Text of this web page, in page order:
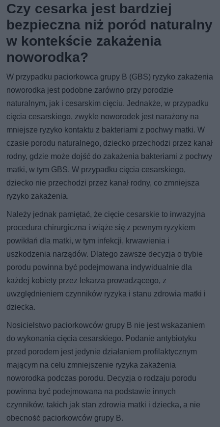
Czy cesarka jest bardziej
bezpieczna niż poród naturalny
w kontekście zakażenia
noworodka?
W przypadku paciorkowca grupy B (GBS) ryzyko zakażenia
noworodka jest podobne zarówno przy porodzie
naturalnym, jak i cesarskim cięciu. Jednakże, w przypadku
cięcia cesarskiego, zwykle noworodek jest narażony na
mniejsze ryzyko kontaktu z bakteriami z pochwy matki. W
czasie porodu naturalnego, dziecko przechodzi przez kanał
rodny, gdzie może dojść do zakażenia bakteriami z pochwy
matki, w tym GBS. W przypadku cięcia cesarskiego,
dziecko nie przechodzi przez kanał rodny, co zmniejsza
ryzyko zakażenia.
Należy jednak pamiętać, że cięcie cesarskie to inwazyjna
procedura chirurgiczna i wiąże się z pewnym ryzykiem
powikłań dla matki, w tym infekcji, krwawienia i
uszkodzenia narządów. Dlatego zawsze decyzja o trybie
porodu powinna być podejmowana indywidualnie dla
każdej kobiety przez lekarza prowadzącego, z
uwzględnieniem czynników ryzyka i stanu zdrowia matki i
dziecka.
Nosicielstwo paciorkowców grupy B nie jest wskazaniem
do wykonania cięcia cesarskiego. Podanie antybiotyku
przed porodem jest jedynie działaniem profilaktycznym
mającym na celu zmniejszenie ryzyka zakażenia
noworodka podczas porodu. Decyzja o rodzaju porodu
powinna być podejmowana na podstawie innych
czynników, takich jak stan zdrowia matki i dziecka, a nie
obecność paciorkowców grupy B.